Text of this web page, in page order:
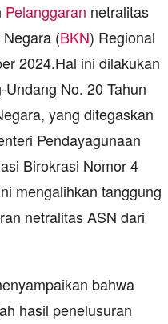
Pelanggaran netralitas
(BKN) Regional
2024.Hal ini dilakukan
No. 20 Tahun
yang ditegaskan
Pendayagunaan
Birokrasi Nomor 4
mengalihkan tanggung
netralitas ASN dari
bahwa
hasil penelusuran